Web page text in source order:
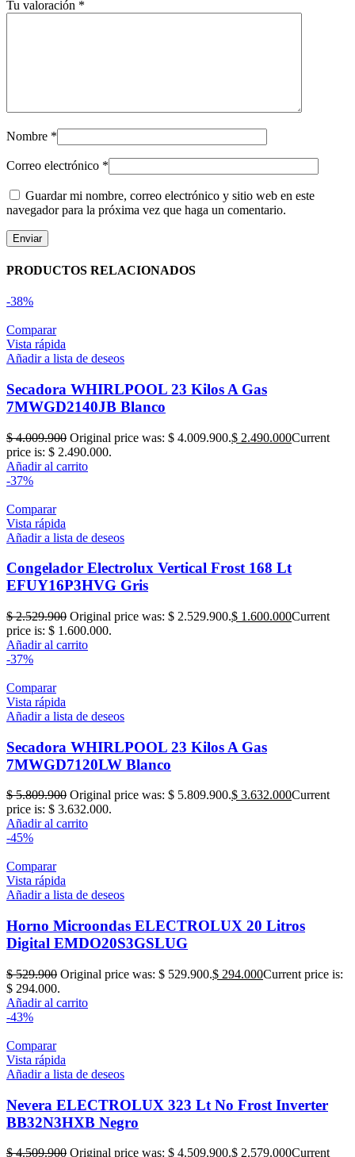
Tu valoración *
Nombre *
Correo electrónico *
Guardar mi nombre, correo electrónico y sitio web en este
navegador para la próxima vez que haga un comentario.
PRODUCTOS RELACIONADOS
-38%
Comparar
Vista rápida
Añadir a lista de deseos
Secadora WHIRLPOOL 23 Kilos A Gas
7MWGD2140JB Blanco
$4.009.900 Original price was: $ 4.009.900.$ 2.490.000Current
price is: $ 2.490.000.
Añadir al carrito
-37%
Comparar
Vista rápida
Añadir a lista de deseos
Congelador Electrolux Vertical Frost 168 Lt
EFUY16P3HVG Gris
$2.529.900 Original price was: $ 2.529.900.$ 1.600.000Current
price is: $ 1.600.000.
Añadir al carrito
-37%
Comparar
Vista rápida
Añadir a lista de deseos
Secadora WHIRLPOOL 23 Kilos A Gas
7MWGD7120LW Blanco
$5.809.900 Original price was: $ 5.809.900.$ 3.632.000Current
price is: $ 3.632.000.
Añadir al carrito
-45%
Comparar
Vista rápida
Añadir a lista de deseos
Horno Microondas ELECTROLUX 20 Litros
Digital EMDO20S3GSLUG
$529.900 Original price was: $ 529.900.$ 294.000Current price is:
$ 294.000.
Añadir al carrito
-43%
Comparar
Vista rápida
Añadir a lista de deseos
Nevera ELECTROLUX 323 Lt No Frost Inverter
BB32N3HXB Negro
$4.509.900 Original price was: $ 4.509.900.$ 2.579.000Current